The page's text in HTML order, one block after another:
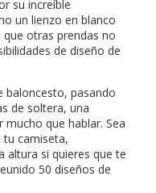
su increíble
un lienzo en blanco
otras prendas no
de diseño de
baloncesto, pasando
de soltera, una
que hablar. Sea
tu camiseta,
altura si quieres que te
50 diseños de